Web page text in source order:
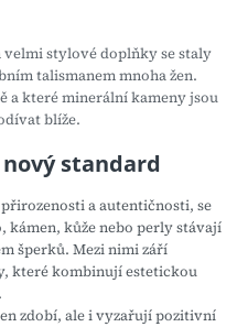
stylové doplňky se staly
talismanem mnoha žen.
a které minerální kameny jsou
blíže.
standard
a autentičnosti, se
kůže nebo perly stávají
šperků. Mezi nimi září
které kombinují estetickou
zdobí, ale ivyzařují pozitivní